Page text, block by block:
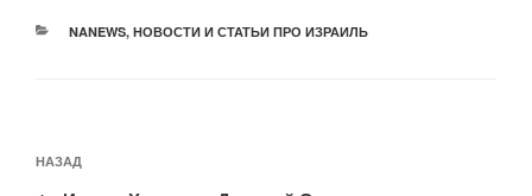
РУБРИКИ
NANEWS, НОВОСТИ И СТАТЬИ ПРО ИЗРАИЛЬ
по
Предыдущая
НАЗАД